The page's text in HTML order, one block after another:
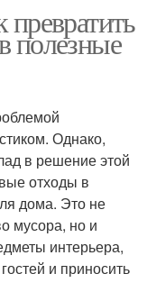
полезные
Однако,
в решение этой
отходы в
дома. Это не
мусора, но и
интерьера,
и приносить